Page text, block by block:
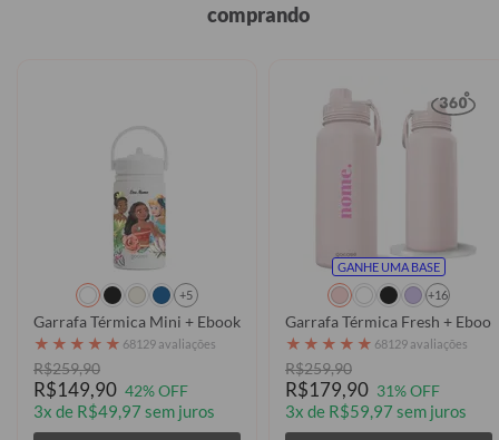
comprando
+5
Garrafa Térmica Mini + Ebook - Princesses Garden
★ ★ ★ ★ ★ 68129 avaliações
R$259,90
R$149,90 42% OFF
3x de R$49,97 sem juros
GANHE UMA BASE
+16
Garrafa Térmica Fresh +
★ ★ ★ ★ ★ 68129 avaliações
R$259,90
R$179,90 31% OFF
3x de R$59,97 sem juros